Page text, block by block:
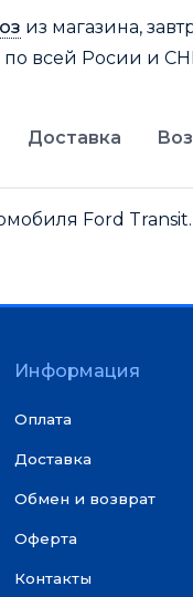
из магазина,
по всей Росии и
Доставка
Ford Transit.
Информация
Оплата
Доставка
Обмен и возврат
Оферта
Контакты